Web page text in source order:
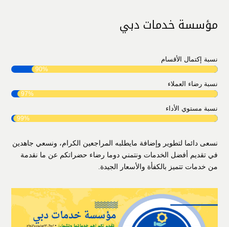
مؤسسة خدمات دبي
نسبة إكتمال الأقسام
90%
نسبة رضاء العملاء
97%
نسبة مستوي الأداء
99%
نسعى دائما لتطوير وإضافة مايطلبه المراجعين الكرام، ونسعي جاهدين
في تقديم أفضل الخدمات ونتمني دوما رضاء حضراتكم عن ما نقدمة
من خدمات تتميز بالكفأة والأسعار الجيدة.